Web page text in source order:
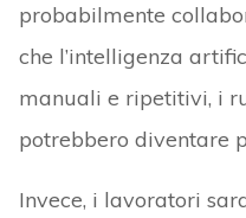
probabilmente
che l’intelligenza
manuali e ripetitivi, i
potrebbero diventare
Invece, i lavoratori